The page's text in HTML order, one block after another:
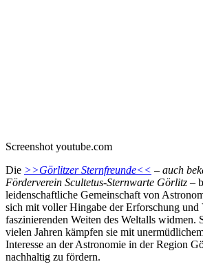
Screenshot youtube.com
Die >>Görlitzer Sternfreunde<< – auch
Förderverein Scultetus-Sternwarte Görlitz –
leidenschaftliche Gemeinschaft von
sich mit voller Hingabe der Erforschung und
faszinierenden Weiten des Weltalls widmen.
vielen Jahren kämpfen sie mit
Interesse an der Astronomie in der Region
nachhaltig zu fördern.